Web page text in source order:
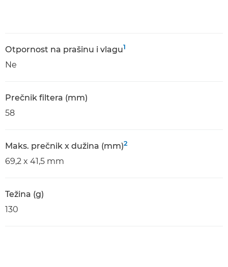
Оtpornost na prašinu i vlagu1
Ne
Prečnik filtera (mm)
58
Maks. prečnik x dužina (mm)2
69,2 x 41,5 mm
Težina (g)
130